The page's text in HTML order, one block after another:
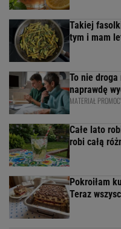
Takiej
tym i mam
To nie
naprawdę
MATERIAŁ
Całe lato
robi całą
Pokroiłam
Teraz